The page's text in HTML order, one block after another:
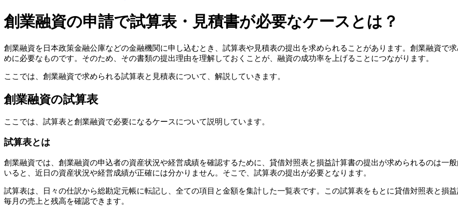
創業融資の申請で試算表・見積書が必要なケースとは？
創業融資を日本政策金融公庫などの金融機関に申し込むとき、試算表や見積表の提出を求められることがあります。創業融資で
めに必要なものです。そのため、その書類の提出理由を理解しておくことが、融資の成功率を上げることにつながります。
ここでは、創業融資で求められる試算表と見積表について、解説していきます。
創業融資の試算表
ここでは、試算表と創業融資で必要になるケースについて説明しています。
試算表とは
創業融資では、創業融資の申込者の資産状況や経営成績を確認するために、貸借対照表と損益計算書の提出が求められるのは一
いると、近日の資産状況や経営成績が正確には分かりません。そこで、 試算表の提出が必要となります。
試算表は、日々の仕訳から総勘定元帳に転記し、全ての項目と金額を集計した一覧表です。この試算表をもとに貸借対照表と損
毎月の売上と残高を確認できます。